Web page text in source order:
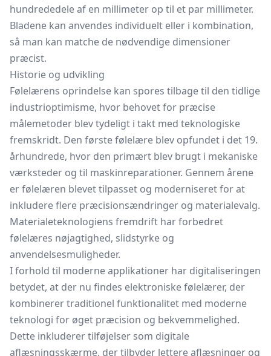
hundrededele af en millimeter op til et par millimeter.
Bladene kan anvendes individuelt eller i kombination,
så man kan matche de nødvendige dimensioner
præcist.
Historie og udvikling
Følelærens oprindelse kan spores tilbage til den tidlige
industrioptimisme, hvor behovet for præcise
målemetoder blev tydeligt i takt med teknologiske
fremskridt. Den første følelære blev opfundet i det 19.
århundrede, hvor den primært blev brugt i mekaniske
værksteder og til maskinreparationer. Gennem årene
er følelæren blevet tilpasset og moderniseret for at
inkludere flere præcisionsændringer og materialevalg.
Materialeteknologiens fremdrift har forbedret
følelæres nøjagtighed, slidstyrke og
anvendelsesmuligheder.
I forhold til moderne applikationer har digitaliseringen
betydet, at der nu findes elektroniske følelærer, der
kombinerer traditionel funktionalitet med moderne
teknologi for øget præcision og bekvemmelighed.
Dette inkluderer tilføjelser som digitale
aflæsningsskærme, der tilbyder lettere aflæsninger og